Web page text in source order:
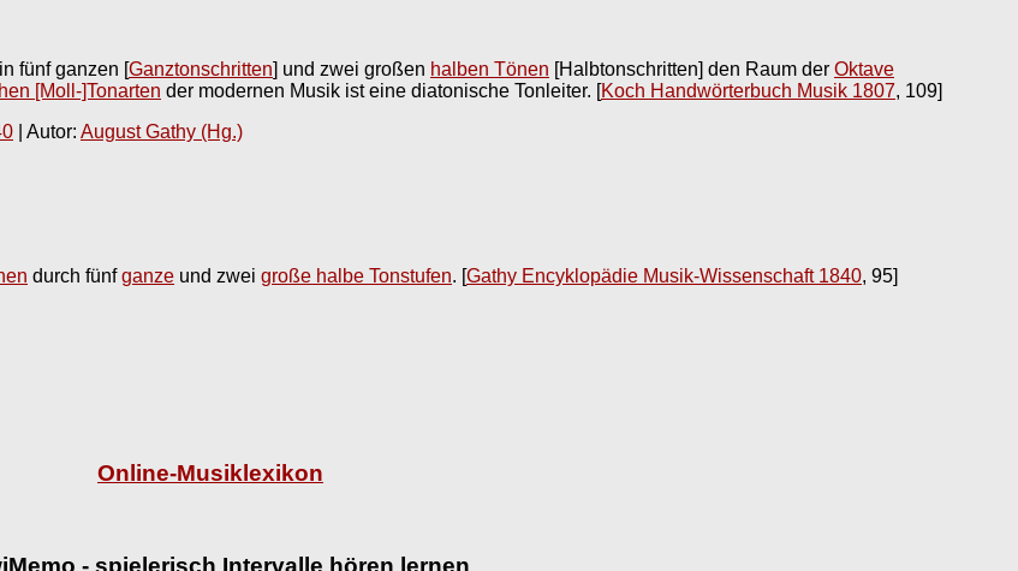
fünf ganzen [Ganztonschritten] und zwei großen halben Tönen [Halbtonschritten] den Raum der Oktave
[Moll-]Tonarten der modernen Musik ist eine diatonische Tonleiter. [Koch Handwörterbuch Musik 1807, 109]
| Autor: August Gathy (Hg.)
durch fünfganze und zwei große halbe Tonstufen. [Gathy Encyklopädie Musik-Wissenschaft 1840, 95]
Online-Musiklexikon
- spielerisch Intervalle hören lernen